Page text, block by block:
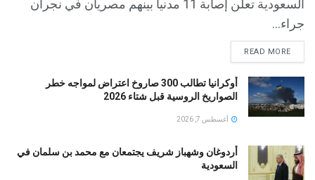
السعودية تعلن إصابة 11 مدنيا بينهم مصريان في نجران
جراء...
READ MORE
أوكرانيا تطالب 300 صاروخ اعتراض لمواجه خطر
الصواريخ الروسية قبل شتاء 2026
أغسطس 7, 2026
أردوغان وشهباز شريف يجتمعان مع محمد بن سلمان في
السعودية